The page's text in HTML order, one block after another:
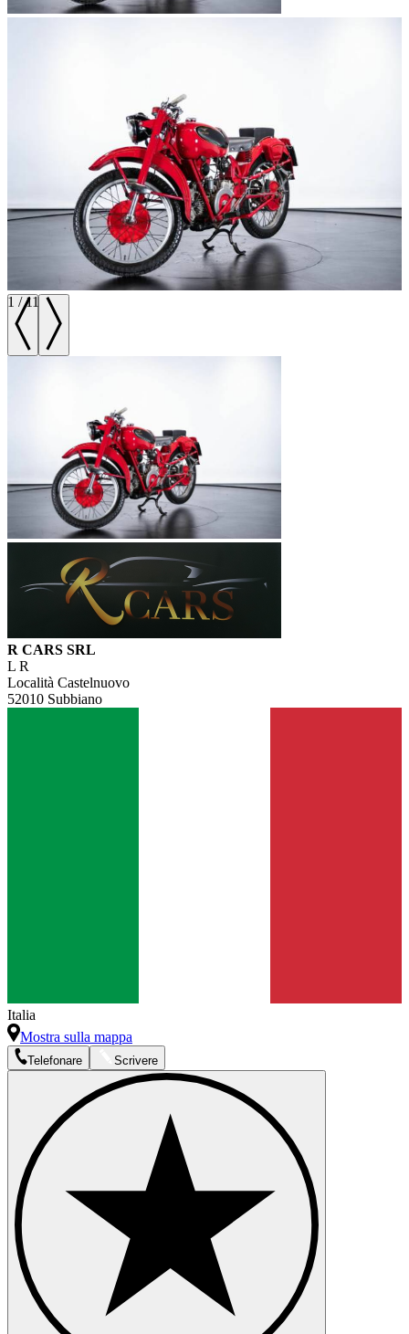
1 /11
R CARS SRL
L R
Località Castelnuovo
52010 Subbiano
Italia
Mostra sulla mappa
Telefonare Scrivere